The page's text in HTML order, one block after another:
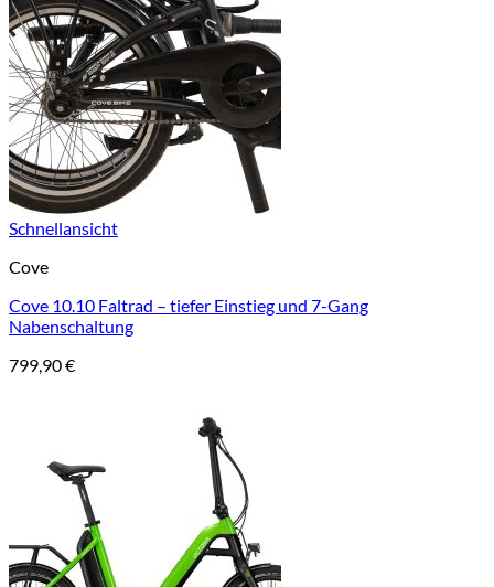
Schnellansicht
Cove
Cove 10.10 Faltrad – tiefer Einstieg und 7-Gang
Nabenschaltung
799,90€